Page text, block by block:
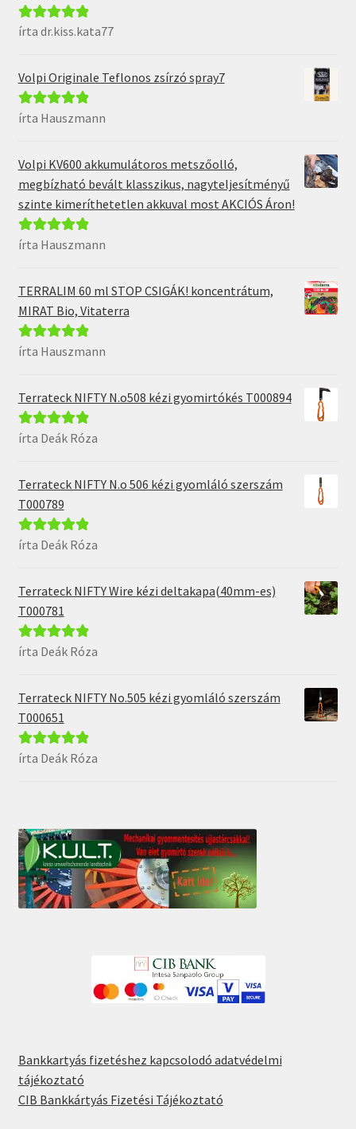
Értékelés:5 /
írta dr.kiss.kata77
Volpi Originale Teflonos zsírzó spray7
Értékelés:5/
írta Hauszmann
Volpi KV600 akkumulátoros metszőolló,
megbízható bevált klasszikus, nagyteljesítményű
szinte kimeríthetetlen akkuval most AKCIÓS Áron!
Értékelés:5/
írta Hauszmann
TERRALIM 60 ml STOP CSIGÁK! koncentrátum,
MIRAT Bio, Vitaterra
Értékelés:5/
írta Hauszmann
Terrateck NIFTY N.o508 kézi gyomirtókés T000894
Értékelés: 5/
írta Deák Róza
Terrateck NIFTY N.o 506 kézi gyomláló szerszám
T000789
Értékelés: 5/
írta Deák Róza
Terrateck NIFTY Wire kézi deltakapa(40mm-es)
T000781
Értékelés: 5/
írta Deák Róza
Terrateck NIFTY No.505 kézi gyomláló szerszám
T000651
Értékelés: 5/
írta Deák Róza
Bankkartyás fizetéshez kapcsolodó adatvédelmi
tájékoztató
CIB Bankkártyás Fizetési Tájékoztató